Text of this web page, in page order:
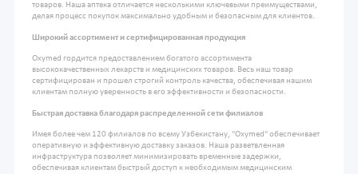
товаров. Наша аптека отличается несколькими ключевыми преимуществами,
делая процесс покупок максимально удобным и безопасным для клиентов.
Широкий ассортимент и сертифицированная продукция
Oxymed гордится предоставлением богатого ассортимента
высококачественных лекарств и медицинских товаров. Весь наш товар
сертифицирован и прошел строгий контроль качества, обеспечивая нашим
клиентам полную уверенность в его эффективности и безопасности.
Быстрая доставка благодаря распределенной сети филиалов
Имея более чем 120 филиалов по всему Узбекистану, "Oxymed" обеспечивает
оперативную и эффективную доставку заказов. Наша разветвленная
инфраструктура позволяет минимизировать временные задержки,
обеспечивая клиентам быстрый доступ к необходимым медицинским